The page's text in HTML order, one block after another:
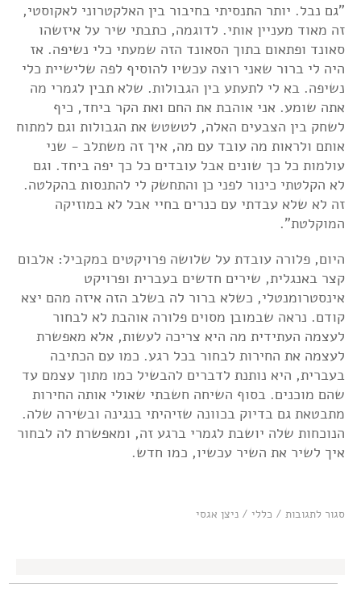
"גם נבל. יותר התנסיתי בחיבור בין האלקטרוני לאקוסטי,
זה מאוד מעניין אותי. לדוגמה, כתבתי שיר על איזשהו
סאונד ופתאום בתוך הסאונד הזה שמעתי כלי נשיפה. אז
היה לי ברור שאני רוצה עכשיו להוסיף לפה שלישיית כלי
נשיפה. בא לי לתעתע בין הגבולות. שלא תבין לגמרי מה
אתה שומע. אני אוהבת את החם ואת הקר ביחד, כיף
לשחק בין הצבעים האלה, לטשטש את הגבולות וגם למתוח
אותם ולראות מה עובד עם מה, איך זה משתלב - שני
עולמות כל כך שונים אבל עובדים כל כך יפה ביחד. וגם
לא הקלטתי כינור לפני כן והתחשק לי להתנסות בהקלטה.
זה לא שלא עבדתי עם כנרים בחיי אבל לא במוזיקה
המוקלטת".
היום, פלורה עובדת על שלושה פרויקטים במקביל: אלבום
קצר באנגלית, שירים חדשים בעברית ופרויקט
אינסטרומנטלי, כשלא ברור לה בשלב הזה איזה מהם יצא
קודם. נראה שבמובן מסוים פלורה אוהבת לא לבחור
לעצמה העתידית מה היא צריכה לעשות, אלא מאפשרת
לעצמה את החירות לבחור בכל רגע. כמו עם הכתיבה
בעברית, היא נותנת לדברים להבשיל כמו מתוך עצמם עד
שהם מוכנים. בסוף השיחה חשבתי שאולי אותה החירות
מתבטאת גם בדיוק בכוונה שזיהיתי בנגינה ובשירה שלה.
הנוכחות שלה יושבת לגמרי ברגע זה, ומאפשרת לה לבחור
איך לשיר את השיר עכשיו, כמו חדש.
סגור לתגובותעל
/ כללי / ניצן אגסי